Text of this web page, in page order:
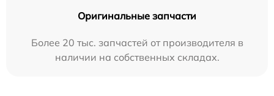
Оригинальные запчасти
Более 20 тыс. запчастей от производителя в
наличии на собственных складах.